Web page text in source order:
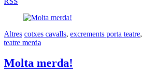
Altres cotxes cavalls, excrements porta teatre,
teatre merda
Molta merda!